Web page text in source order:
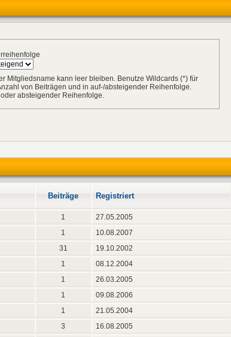
Mitgliedsname kann leer bleiben. Benutze Wildcards (*) für
von Beiträgen und in auf-/absteigender Reihenfolge.
absteigender Reihenfolge.
Beiträge Registriert
1
27.05.2005
1
10.08.2007
31
19.10.2002
1
08.12.2004
1
26.03.2005
1
09.08.2006
1
21.05.2004
3
16.08.2005